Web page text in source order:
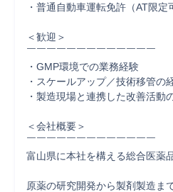
・普通自動車運転免許（AT限定
＜歓迎＞
￣￣￣￣￣￣￣￣￣￣￣￣￣
・GMP環境での業務経験
・スケールアップ／技術移管の
・製造現場と連携した改善活動
＜会社概要＞
￣￣￣￣￣￣￣￣￣￣￣￣￣
富山県に本社を構える総合医薬
原薬の研究開発から製剤製造ま